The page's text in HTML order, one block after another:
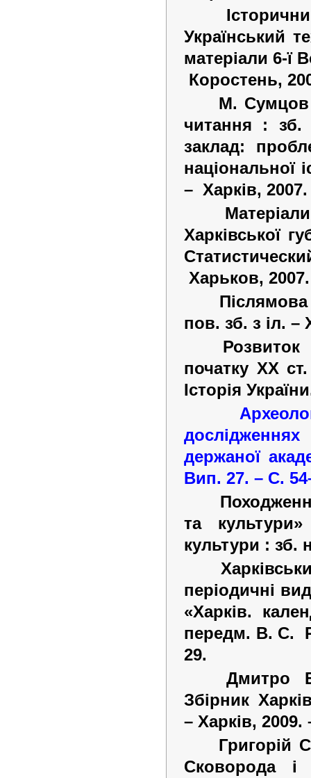
Український
матеріали 6-ї
Коростень,
М. Сумцов
читання : зб.
заклад:
національної
– Харків,
Харківської
Харьков,
пов. зб. з іл. –
Розвиток
початку XX
Історія
держаної
Вип. 27. – С.
та
культури : зб.
періодичні
«Харків.
передм. В. С.
29.
Дмитро
Збірник
– Харків, 2009.
Григорій
Сковорода і